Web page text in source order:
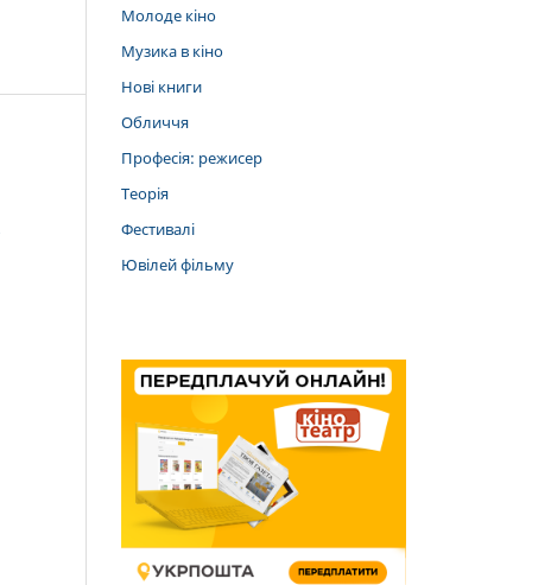
Молоде кіно
Музика в кіно
Нові книги
Обличчя
Професія: режисер
Теорія
Фестивалі
Ювілей фільму